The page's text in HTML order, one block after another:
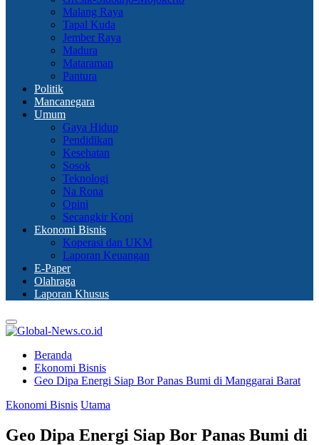
Malang Raya
Tapal Kuda
Jember Raya
Madura
Mataraman
Pantura
Politik
Mancanegara
Umum
Gaya Hidup
Pendidikan
Kesehatan
Sosok
Teknologi
Na Rona
Opini
Secangkir Kopi
Ekonomi Bisnis
Koperasi dan UKM
Laporan Keuangan
E-Paper
Olahraga
Laporan Khusus
Primary
Menu
Beranda
Ekonomi Bisnis
Geo Dipa Energi Siap Bor Panas Bumi di Manggarai Barat
Ekonomi Bisnis Utama
Geo Dipa Energi Siap Bor Panas Bumi di